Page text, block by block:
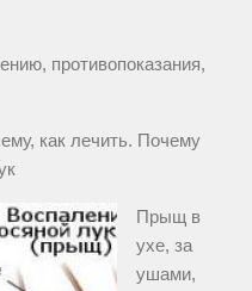
противопоказания,
как лечить. Почему
Прыщ в
ухе, за
ушами,